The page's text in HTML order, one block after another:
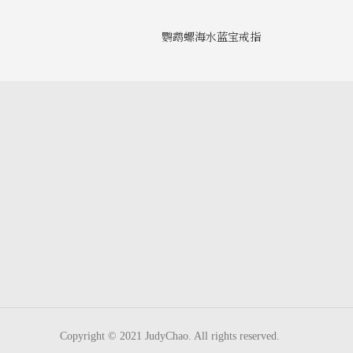
鹦鹉螺海水蓝宝戒指
Copyright © 2021 JudyChao. All rights reserved.